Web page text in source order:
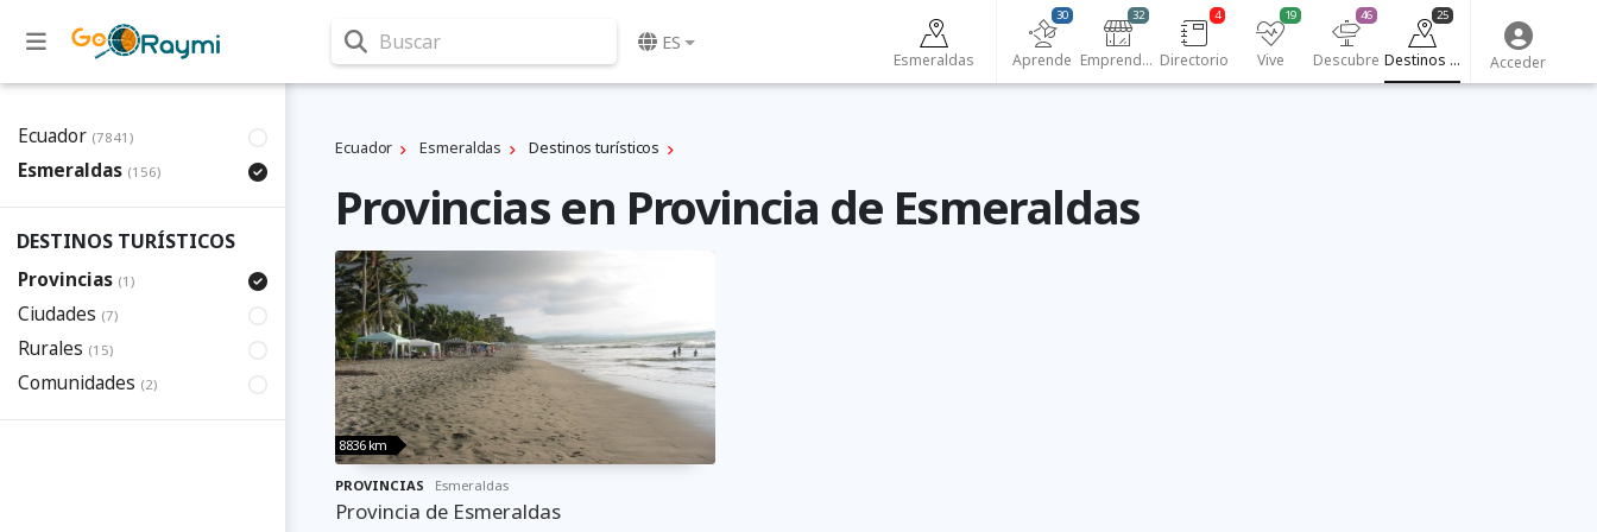
Buscar ES
Esmeraldas Aprende
30
Emprendedores
32
Directorio
4
Vive
19
Descubre
46
Destinos turísticos
25
Acceder
Ecuador (7841)
Esmeraldas (156)
DESTINOS TURÍSTICOS
Provincias (1)
Ciudades (7)
Rurales (15)
Comunidades (2)
Ecuador Esmeraldas Destinos turísticos
Provincias en Provincia de Esmeraldas
8836 km
PROVINCIAS Esmeraldas
Provincia de Esmeraldas